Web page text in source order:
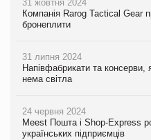
31 жовтня 2024
Компанія Rarog Tactical Gear
бронеплити
31 липня 2024
Напівфабрикати та консерви,
нема світла
24 червня 2024
Meest Пошта і Shop-Express
українських підприємців